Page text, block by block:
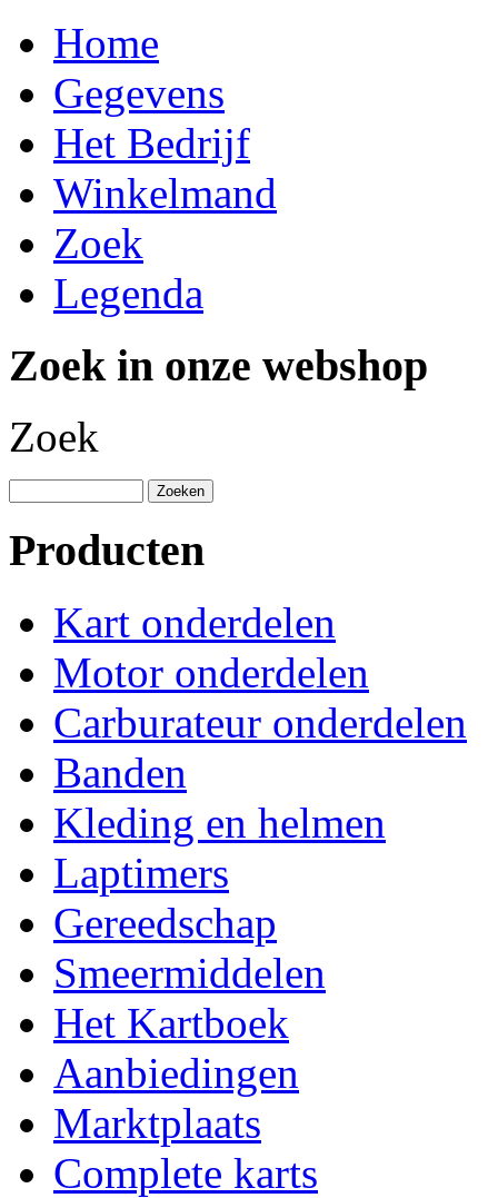
Home
Gegevens
Het Bedrijf
Winkelmand
Zoek
Legenda
Zoek in onze webshop
Zoek
Producten
Kart onderdelen
Motor onderdelen
Carburateur onderdelen
Banden
Kleding en helmen
Laptimers
Gereedschap
Smeermiddelen
Het Kartboek
Aanbiedingen
Marktplaats
Complete karts